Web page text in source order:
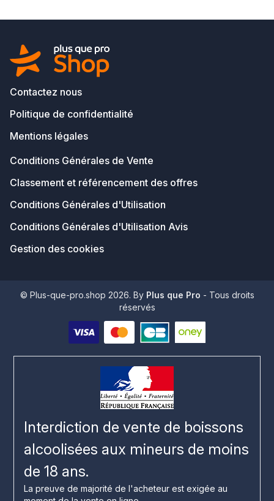
Contactez nous
Politique de confidentialité
Mentions légales
Conditions Générales de Vente
Classement et référencement des offres
Conditions Générales d'Utilisation
Conditions Générales d'Utilisation Avis
Gestion des cookies
© Plus-que-pro.shop 2026. By Plus que Pro - Tous droits
réservés
Interdiction de vente de boissons
alcoolisées aux mineurs de moins
de 18 ans.
La preuve de majorité de l'acheteur est exigée au